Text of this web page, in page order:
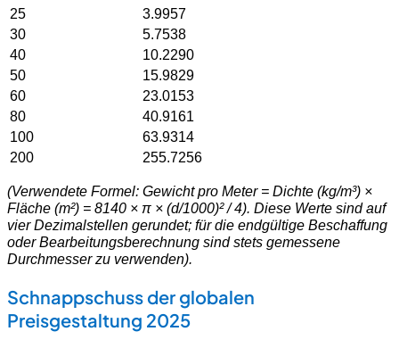
25
3.9957
30
5.7538
40
10.2290
50
15.9829
60
23.0153
80
40.9161
100
63.9314
200
255.7256
(Verwendete Formel: Gewicht pro Meter = Dichte (kg/m³) ×
Fläche (m²) = 8140 × π × (d/1000)² / 4). Diese Werte sind auf
vier Dezimalstellen gerundet; für die endgültige Beschaffung
oder Bearbeitungsberechnung sind stets gemessene
Durchmesser zu verwenden).
Schnappschuss der globalen
Preisgestaltung 2025